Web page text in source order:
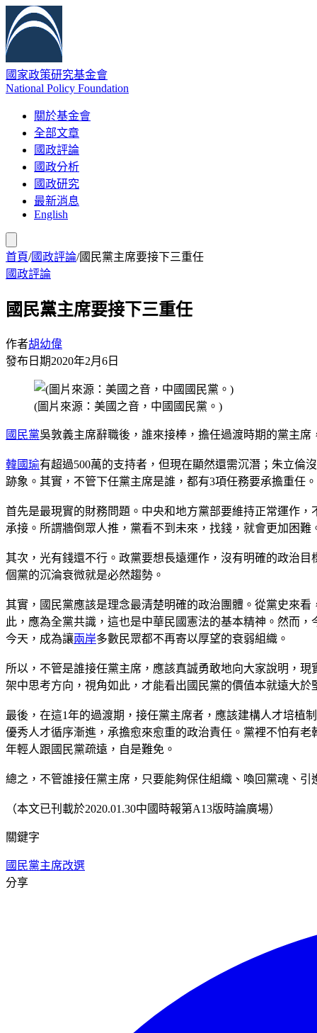
國家政策研究基金會
National Policy Foundation
關於基金會
全部文章
國政評論
國政分析
國政研究
最新消息
English
首頁/國政評論/國民黨主席要接下三重任
國政評論
國民黨主席要接下三重任
作者胡幼偉
發布日期2020年2月6日
(圖片來源：美國之音，中國國民黨。)
國民黨吳敦義主席辭職後，誰來接棒，擔任過渡時期的黨主
韓國瑜有超過500萬的支持者，但現在顯然還需沉潛；朱立倫
跡象。其實，不管下任黨主席是誰，都有3項任務要承擔重任。
首先是最現實的財務問題。中央和地方黨部要維持正常運作
承接。所謂牆倒眾人推，黨看不到未來，找錢，就會更加困難
其次，光有錢還不行。政黨要想長遠運作，沒有明確的政治
個黨的沉淪衰微就是必然趨勢。
其實，國民黨應該是理念最清楚明確的政治團體。從黨史來
此，應為全黨共識，這也是中華民國憲法的基本精神。然而
今天，成為讓兩岸多數民眾都不再寄以厚望的衰弱組織。
所以，不管是誰接任黨主席，應該真誠勇敢地向大家說明，
架中思考方向，視角如此，才能看出國民黨的價值本就遠大
最後，在這1年的過渡期，接任黨主席者，應該建構人才培植
優秀人才循序漸進，承擔愈來愈重的政治責任。黨裡不怕有
年輕人跟國民黨疏遠，自是難免。
總之，不管誰接任黨主席，只要能夠保住組織、喚回黨魂、
（本文已刊載於2020.01.30中國時報第A13版時論廣場）
關鍵字
國民黨主席改選
分享